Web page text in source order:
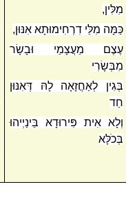
מִלִּין,
כַּמָּה מִלֵּי דִרְחִימוּתָא אִנּוּן,
עֶצֶם מֵעֲצָמַי וּבָשָׂר
מִבְּשָׂרִי
בְּגִין לְאַחֲזָאָה לָהּ דְּאִנּוּן
חַד
וְלָא אִית פִּירוּדָא בֵּינַיְיהוּ
בְּכֹלָּא